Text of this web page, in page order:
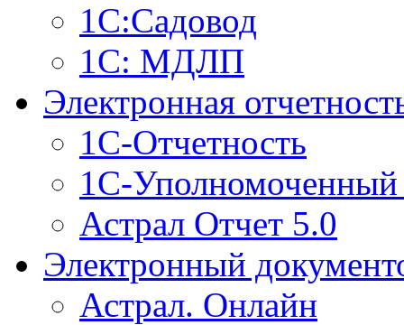
1С:Садовод
1С: МДЛП
Электронная
1С-Отчетность
1С-Уполномоченный
Астрал Отчет 5.0
Электронный
Астрал. Онлайн